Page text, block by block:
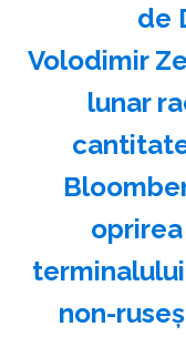
de
Volodimir
lunar
non-